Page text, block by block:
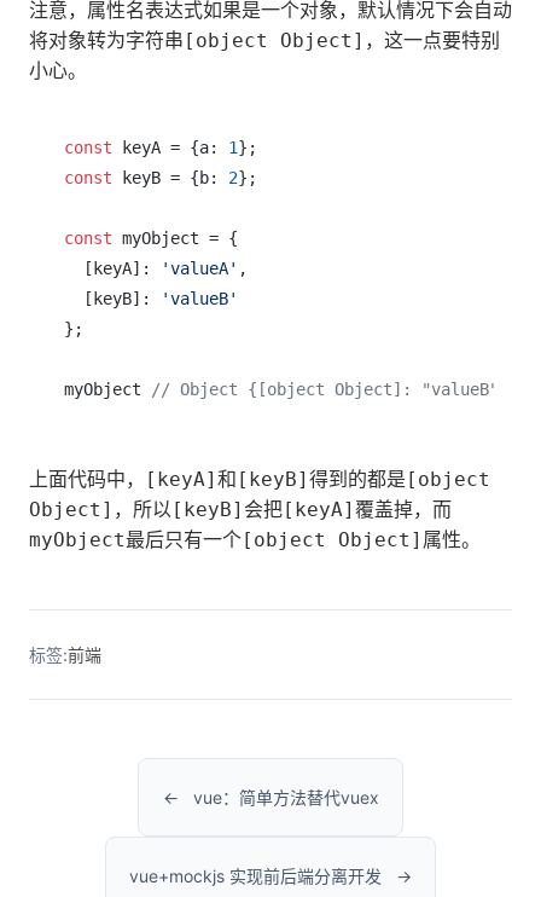
注意，属性名表达式如果是一个对象，默认情况下会自动
将对象转为字符串 [object Object] ，这一点要特别
小心。
const keyA = {a: 1
const keyB = {b: 2};
const myObject = {
  [keyA]:
'valueA' ,
  [keyB]:
'valueB'
};
myObject // Object {[object Object]: "valueB"}
上面代码中， [keyA] 和 [keyB] 得到的都是 [object
Object] ，所以 [keyB] 会把[keyA] 覆盖掉，而
myObject最后只有一个[object Object] 属性。
标签:前端
vue：简单方法替代vuex
vue+mockjs 实现前后端分离开发